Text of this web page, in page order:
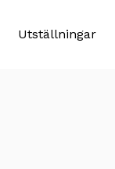
Utställningar